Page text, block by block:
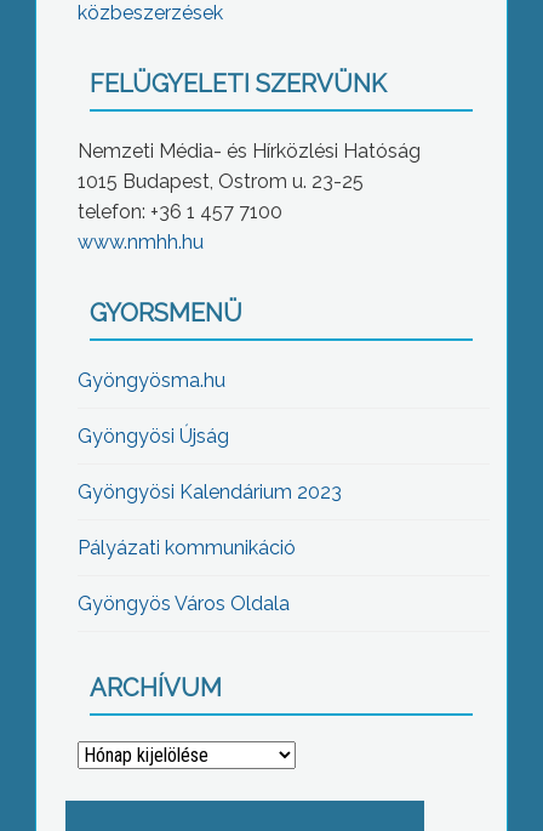
közbeszerzések
FELÜGYELETI SZERVÜNK
Nemzeti Média- és Hírközlési Hatóság
1015 Budapest, Ostrom u. 23-25
telefon: +36 1 457 7100
www.nmhh.hu
GYORSMENÜ
Gyöngyösma.hu
Gyöngyösi Újság
Gyöngyösi Kalendárium 2023
Pályázati kommunikáció
Gyöngyös Város Oldala
ARCHÍVUM
Archívum